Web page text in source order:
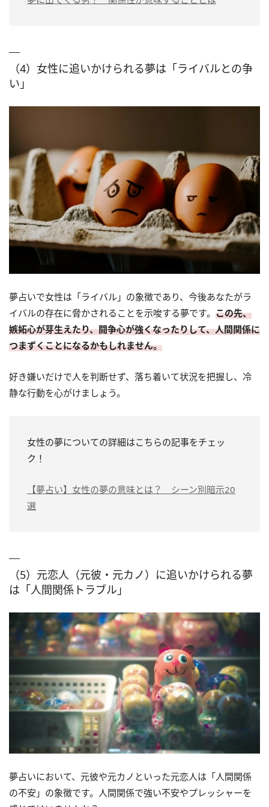
（4）女性に追いかけられる夢は「ライバルとの争
い」
夢占いで女性は「ライバル」の象徴であり、今後あなたがラ
イバルの存在に脅かされることを示唆する夢です。 この先、
嫉妬心が芽生えたり、闘争心が強くなったりして、人間関係に
つまずくことになるかもしれません。
好き嫌いだけで人を判断せず、落ち着いて状況を把握し、冷
静な行動を心がけましょう。
女性の夢についての詳細はこちらの記事をチェッ
ク！
【夢占い】女性の夢の意味とは？ シーン別暗示20
選
（5）元恋人（元彼・元カノ）に追いかけられる夢
は「人間関係トラブル」
夢占いにおいて、元彼や元カノといった元恋人は「人間関係
の不安」の象徴です。人間関係で強い不安やプレッシャーを